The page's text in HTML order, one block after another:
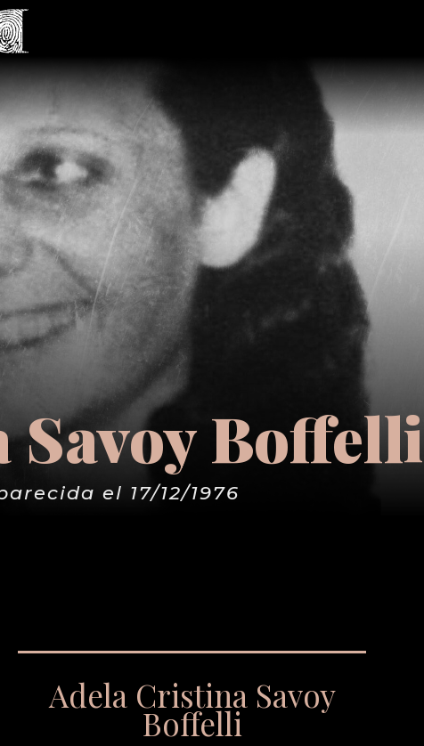
Boffelli
el 17/12/1976
Adela Cristina Savoy
Boffelli